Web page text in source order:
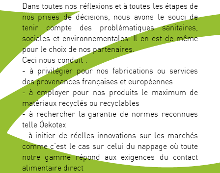
Dans toutes nos réflexions et à toutes les étapes de
nos prises de décisions, nous avons le souci de
tenir compte des problématiques sanitaires,
sociales et environnementales. Il en est de même
pour le choix de nos partenaires.
Ceci nous conduit :
- à privilégier pour nos fabrications ou services
des provenances françaises et européennes
- à employer pour nos produits le maximum de
matériaux recyclés ou recyclables
- à rechercher la garantie de normes reconnues
telle Öekotex
- à initier de réelles innovations sur les marchés
comme c’est le cas sur celui du nappage où toute
notre gamme répond aux exigences du contact
alimentaire direct